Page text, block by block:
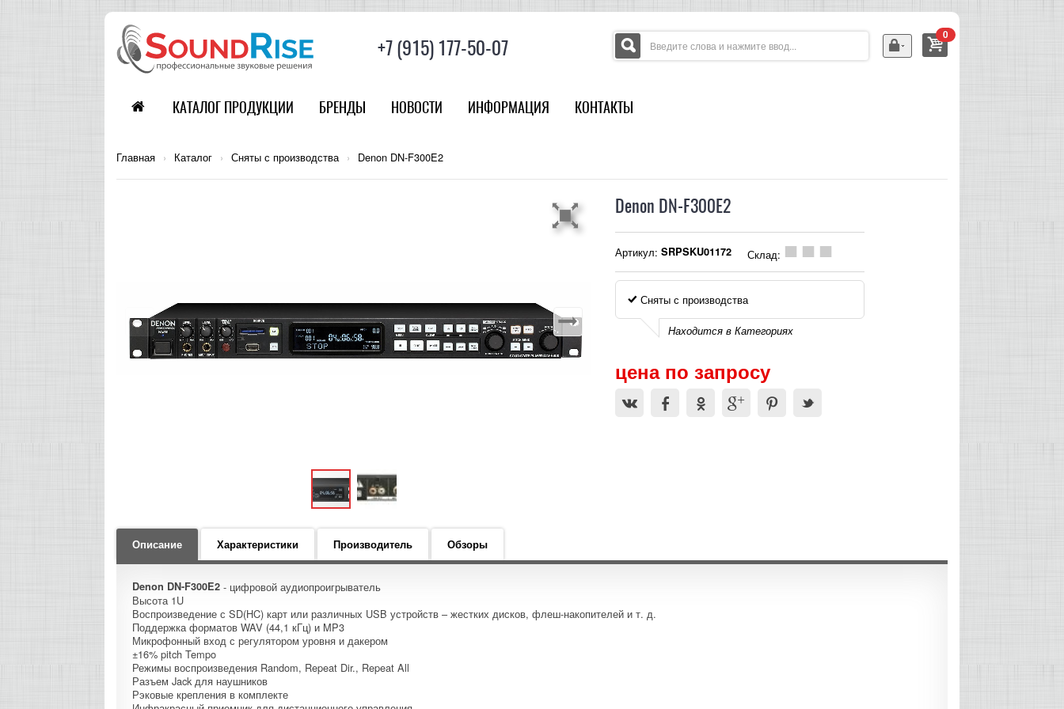
+7 (915) 177-50-07
0
КАТАЛОГ ПРОДУКЦИИ БРЕНДЫ НОВОСТИ ИНФОРМАЦИЯ КОНТАКТЫ
Главная › Каталог › Сняты с производства › Denon DN-F300E2
Denon DN-F300E2
Артикул: SRPSKU01172 Склад:
Сняты с производства
Находится в Категориях
цена по запросу
Описание Характеристики Производитель Обзоры
Denon DN-F300E2 - цифровой аудиопроигрыватель
Высота 1U
Воспроизведение с SD(HC) карт или различных USB устройств – жестких дисков, флеш-накопителей и т. д.
Поддержка форматов WAV (44,1 кГц) и MP3
Микрофонный вход с регулятором уровня и дакером
±16% pitch Tempo
Режимы воспроизведения Random, Repeat Dir., Repeat All
Разъем Jack для наушников
Рэковые крепления в комплекте